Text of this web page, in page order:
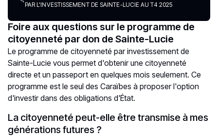
PAR L'INVESTISSEMENT DE SAINTE-LUCIE AU T4 2025
Foire aux questions sur le programme de
citoyenneté par don de Sainte-Lucie
Le programme de citoyenneté par investissement de
Sainte-Lucie vous permet d'obtenir une citoyenneté
directe et un passeport en quelques mois seulement. Ce
programme est le seul des Caraïbes à proposer l'option
d'investir dans des obligations d'État.
La citoyenneté peut-elle être transmise à mes
générations futures ?